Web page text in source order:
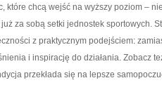
które chcą wejść na wyższy poziom –
za sobą setki jednostek sportowych.
z praktycznym podejściem:
i inspirację do działania. Zobacz
przekłada się na lepsze